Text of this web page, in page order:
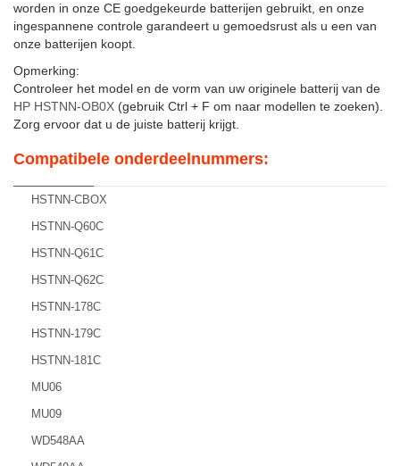
worden in onze CE goedgekeurde batterijen gebruikt, en onze
ingespannene controle garandeert u gemoedsrust als u een van
onze batterijen koopt.
Opmerking:
Controleer het model en de vorm van uw originele batterij van de
HP HSTNN-OB0X (gebruik Ctrl + F om naar modellen te zoeken).
Zorg ervoor dat u de juiste batterij krijgt.
Compatibele onderdeelnummers:
HSTNN-CBOX
HSTNN-Q60C
HSTNN-Q61C
HSTNN-Q62C
HSTNN-178C
HSTNN-179C
HSTNN-181C
MU06
MU09
WD548AA